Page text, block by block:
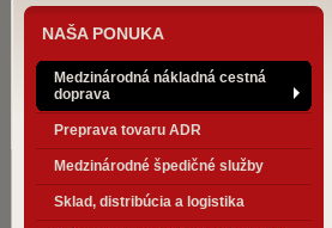
NAŠA PONUKA
Medzinárodná nákladná cestná
doprava
Preprava tovaru ADR
Medzinárodné špedičné služby
Sklad, distribúcia a logistika